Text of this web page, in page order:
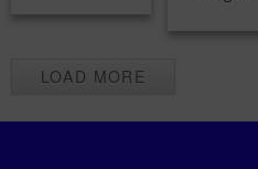
LOAD MORE